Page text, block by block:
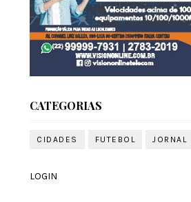
CATEGORIAS
CIDADES FUTEBOL JORNAL
LOGIN